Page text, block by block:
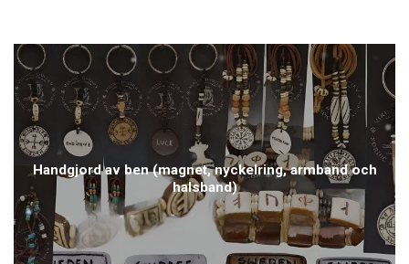
Handgjord av ben (magnet, nyckelring, armband och
halsband)